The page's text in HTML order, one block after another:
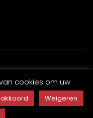
cookies om uw
Weigeren